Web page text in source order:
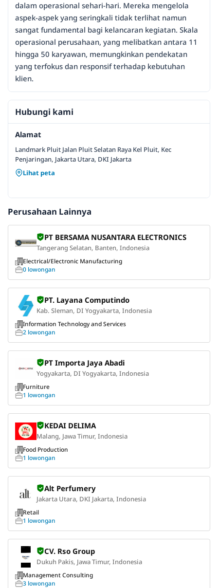
dalam operasional sehari-hari. Mereka mengelola
aspek-aspek yang seringkali tidak terlihat namun
sangat fundamental bagi kelancaran kegiatan. Skala
operasional perusahaan, yang melibatkan antara 11
hingga 50 karyawan, memungkinkan pendekatan
yang terfokus dan responsif terhadap kebutuhan
klien.
Hubungi kami
Alamat
Landmark Pluit Jalan Pluit Selatan Raya Kel Pluit, Kec
Penjaringan, Jakarta Utara, DKI Jakarta
Lihat peta
Perusahaan Lainnya
PT BERSAMA NUSANTARA ELECTRONICS
Tangerang Selatan, Banten, Indonesia
Electrical/Electronic Manufacturing
0 lowongan
PT. Layana Computindo
Kab. Sleman, DI Yogyakarta, Indonesia
Information Technology and Services
2 lowongan
PT Importa Jaya Abadi
Yogyakarta, DI Yogyakarta, Indonesia
Furniture
1 lowongan
KEDAI DELIMA
Malang, Jawa Timur, Indonesia
Food Production
1 lowongan
Alt Perfumery
Jakarta Utara, DKI Jakarta, Indonesia
Retail
1 lowongan
CV. Rso Group
Dukuh Pakis, Jawa Timur, Indonesia
Management Consulting
3 lowongan